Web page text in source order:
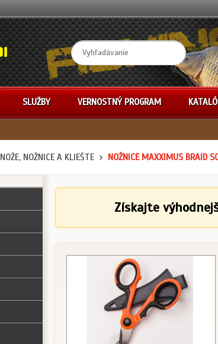
SLUŽBY VERNOSTNÝ PROGRAM
NOŽE, NOŽNICE A KLIEŠTE NOŽNICE MAXXIMUS BRAID
Získajte